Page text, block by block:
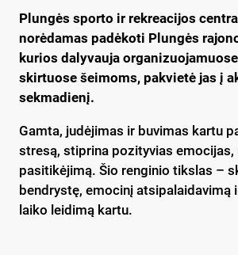
Plungės sporto ir rekreacijos
norėdamas padėkoti Plungės
kurios dalyvauja
skirtuose šeimoms, pakvietė jas į
sekmadienį.
Gamta, judėjimas ir buvimas kartu
stresą, stiprina pozityvias emocijas,
pasitikėjimą. Šio renginio tikslas –
bendrystę, emocinį atsipalaidavimą
laiko leidimą kartu.